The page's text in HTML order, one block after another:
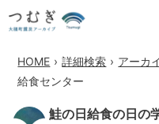
HOME › 詳細検索 › アーカ
給食センター
鮭の日給食の日の